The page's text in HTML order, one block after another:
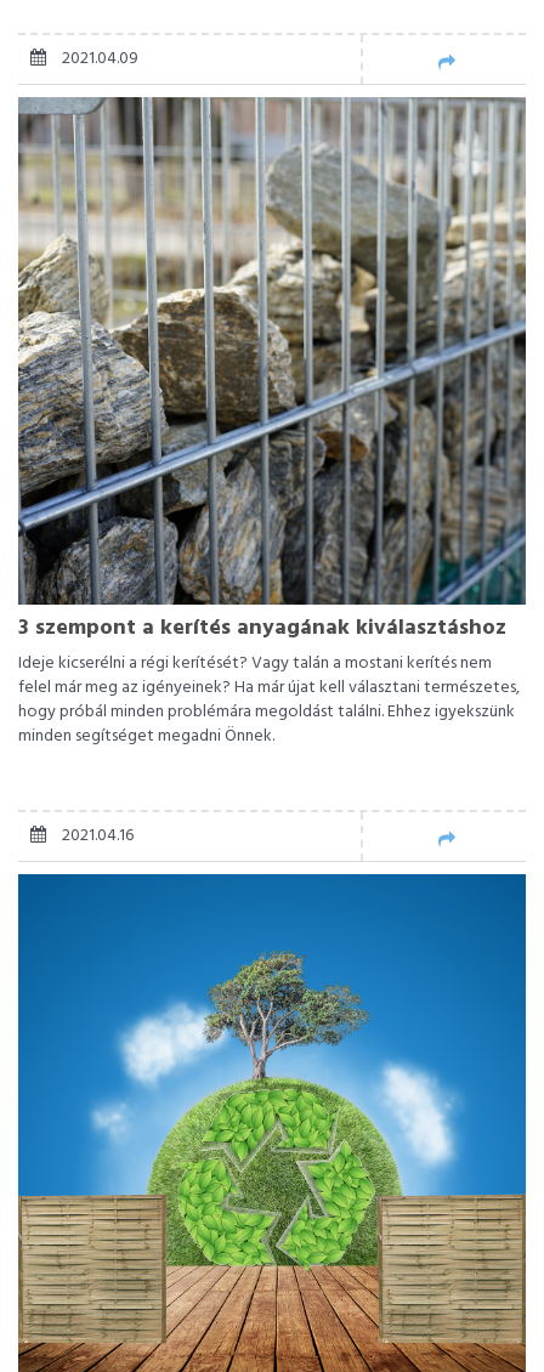
2021.04.09
3 szempont a kerítés anyagának kiválasztáshoz
Ideje kicserélni a régi kerítését? Vagy talán a mostani kerítés nem
felel már meg az igényeinek? Ha már újat kell választani természetes,
hogy próbál minden problémára megoldást találni. Ehhez igyekszünk
minden segítséget megadni Önnek.
2021.04.16